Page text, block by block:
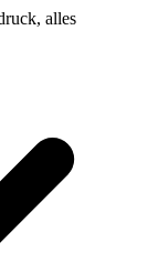
alles